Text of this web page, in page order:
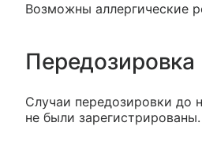
Возможны аллергические
Передозировка
Случаи передозировки до
не были зарегистрированы.